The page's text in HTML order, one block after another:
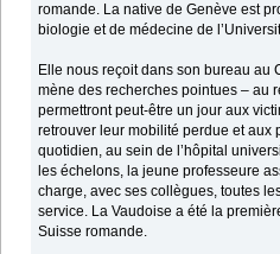
romande. La native de Genève est
biologie et de médecine de
Elle nous reçoit dans son bureau au
mène des recherches pointues – au
permettront peut-être un jour aux
retrouver leur mobilité perdue et aux
quotidien, au sein de l’hôpital
les échelons, la jeune professeure
charge, avec ses collègues, toutes
service. La Vaudoise a été la
Suisse romande.